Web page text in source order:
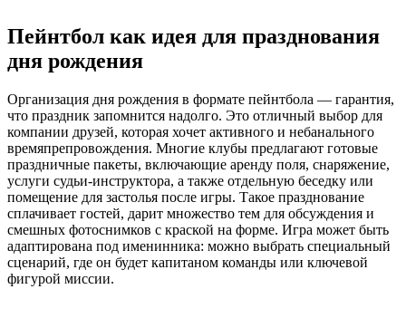
Пейнтбол как идея для празднования
дня рождения
Организация дня рождения в формате пейнтбола — гарантия,
что праздник запомнится надолго. Это отличный выбор для
компании друзей, которая хочет активного и небанального
времяпрепровождения. Многие клубы предлагают готовые
праздничные пакеты, включающие аренду поля, снаряжение,
услуги судьи-инструктора, а также отдельную беседку или
помещение для застолья после игры. Такое празднование
сплачивает гостей, дарит множество тем для обсуждения и
смешных фотоснимков с краской на форме. Игра может быть
адаптирована под именинника: можно выбрать специальный
сценарий, где он будет капитаном команды или ключевой
фигурой миссии.